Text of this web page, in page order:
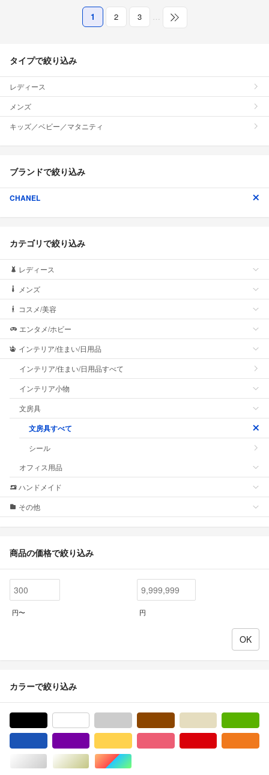
1 2 3 …
タイプで絞り込み
レディース
メンズ
キッズ／ベビー／マタニティ
ブランドで絞り込み
CHANEL
カテゴリで絞り込み
レディース
メンズ
コスメ/美容
エンタメ/ホビー
インテリア/住まい/日用品
インテリア/住まい/日用品すべて
インテリア小物
文房具
文房具すべて
シール
オフィス用品
ハンドメイド
その他
商品の価格で絞り込み
円〜 円
カラーで絞り込み
シルバー/銀色系ゴールド/金色系マルチカラー